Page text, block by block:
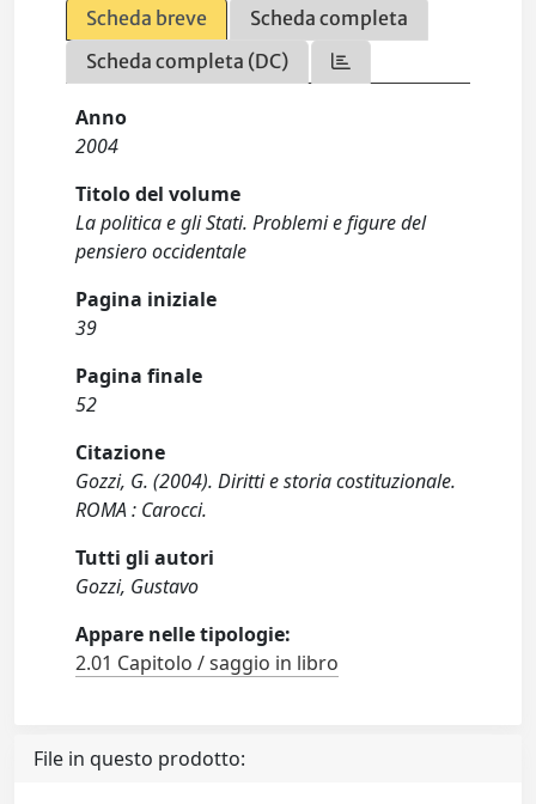
Scheda breve
Scheda completa
Scheda completa (DC)
Anno
2004
Titolo del volume
La politica e gli Stati. Problemi e figure del
pensiero occidentale
Pagina iniziale
39
Pagina finale
52
Citazione
Gozzi, G. (2004). Diritti e storia costituzionale.
ROMA : Carocci.
Tutti gli autori
Gozzi, Gustavo
Appare nelle tipologie:
2.01 Capitolo / saggio in libro
File in questo prodotto: